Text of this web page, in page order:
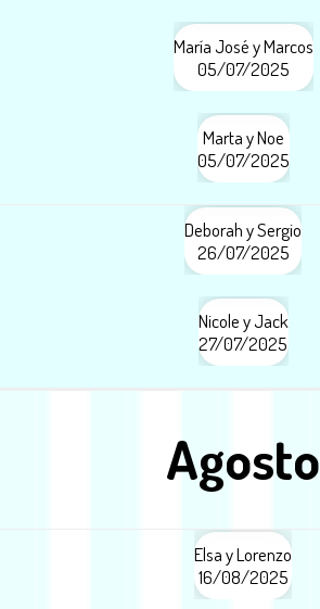
María José y Marcos
05/07/2025
Marta y Noe
05/07/2025
Deborah y Sergio
26/07/2025
Nicole y Jack
27/07/2025
Agosto
Elsa y Lorenzo
16/08/2025